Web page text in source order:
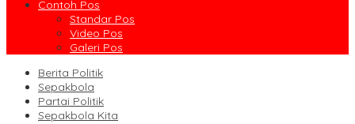
Contoh Pos
Standar Pos
Video Pos
Galeri Pos
Berita Politik
Sepakbola
Partai Politik
Sepakbola Kita